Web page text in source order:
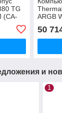
TG
(CA-
ARGB
1Z2-
50
и
1